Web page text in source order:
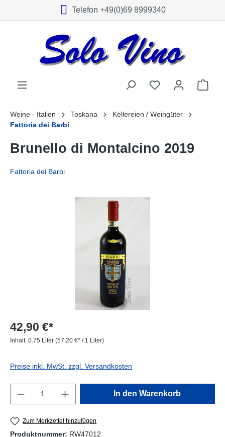
Telefon +49(0)69 8999340
Weine - Italien Toskana
Kellereien / Weingüter
Fattoria dei Barbi
Brunello di Montalcino 2019
Fattoria dei Barbi
Bildergalerie überspringen
42,90 €*
Inhalt: 0.75 Liter (57,20 €* / 1 Liter)
Preise inkl. MwSt. zzgl. Versandkosten
Produkt Anzahl: Gib den gewünschten
In den Warenkorb
Zum Merkzettel hinzufügen
Produktnummer: RW47012